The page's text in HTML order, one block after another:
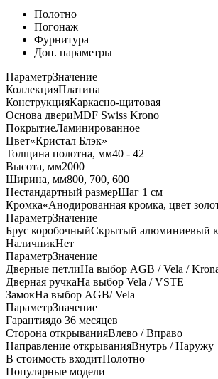
Полотно
Погонаж
Фурнитура
Доп. параметры
ПараметрЗначение
КоллекцияПлатина
КонструкцияКаркасно-щитовая
Основа двериMDF Swiss Krono
ПокрытиеЛаминированное
Цвет«Кристал Блэк»
Толщина полотна, мм40 - 42
Высота, мм2000
Ширина, мм800, 700, 600
Нестандартный размерШаг 1 см
Кромка«Анодированная кромка, цвет
ПараметрЗначение
Брус коробочныйСкрытый алюминиевый
НаличникНет
ПараметрЗначение
Дверные петлиНа выбор AGB / Vela /
Дверная ручкаНа выбор Vela / VSTE
ЗамокНа выбор AGB/ Vela
ПараметрЗначение
Гарантиядо 36 месяцев
Сторона открыванияВлево / Вправо
Направление открыванияВнутрь / Наружу
В стоимость входитПолотно
Популярные модели